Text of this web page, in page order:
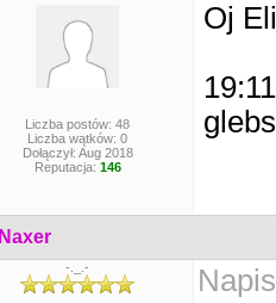
Liczba postów: 48
Liczba wątków: 0
Dołączył: Aug 2018
Reputacja: 146
Oj
Naxer
-._.-